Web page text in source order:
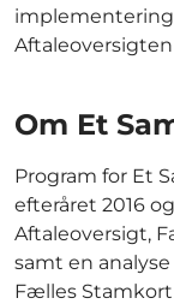
Om Et
Program for Et
efteråret 2016
Aftaleoversigt,
samt en
Fælles